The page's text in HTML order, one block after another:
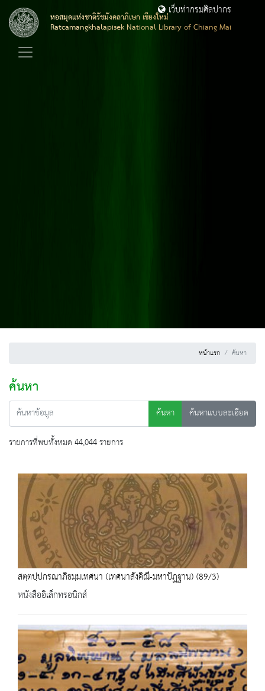
หอสมุดแห่งชาติรัชมังคลาภิเษก เชียงใหม่
Ratcamangkhalapisek National Library of Chiang Mai
เว็บท่ากรมศิลปากร
หน้าแรก ค้นหา
ค้นหา
ค้นหา
ค้นหาแบบละเอียด
รายการที่พบทั้งหมด 44,044 รายการ
สตฺตปฺปกรณาภิธมฺมเทศนา (เทศนาสังคิณี-มหาปัฏฐาน) (89/3)
หนังสืออิเล็กทรอนิกส์